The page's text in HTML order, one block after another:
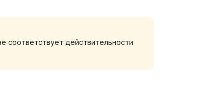
шаговой доступности
просматриваемые парковки
кофейня, рестораны
с трассы М1.До центра города
Брестской крепости
проживающих и может
соответствует действительности